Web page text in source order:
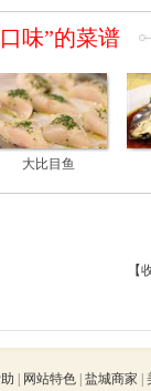
味”的菜谱
大比目鱼
【
网站特色 |盐城商家 |